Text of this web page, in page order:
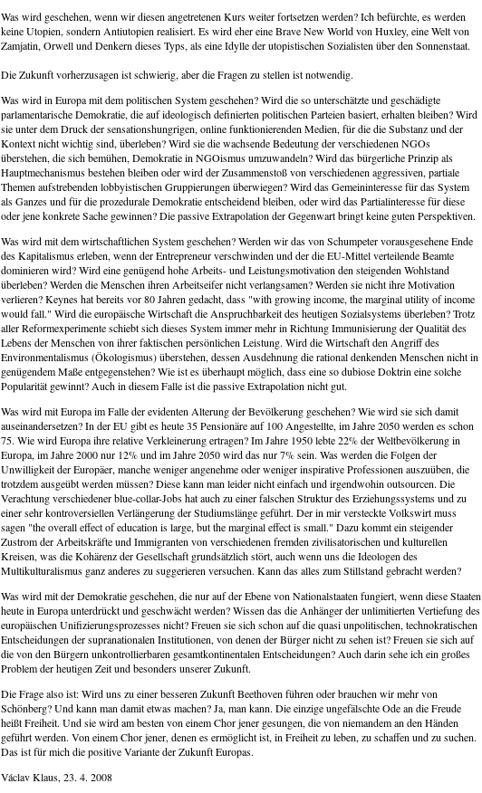
Was wird geschehen, wenn wir diesen angetretenen Kurs weiter fortsetzen werden? Ich befürchte, es werden
keine Utopien, sondern Antiutopien realisiert. Es wird eher eine Brave New World von Huxley, eine Welt von
Zamjatin, Orwell und Denkern dieses Typs, als eine Idylle der utopistischen Sozialisten über den Sonnenstaat.
Die Zukunft vorherzusagen ist schwierig, aber die Fragen zu stellen ist notwendig.
Was wird in Europa mit dem politischen System geschehen? Wird die so unterschätzte und geschädigte
parlamentarische Demokratie, die auf ideologisch definierten politischen Parteien basiert, erhalten bleiben? Wird
sie unter dem Druck der sensationshungrigen, online funktionierenden Medien, für die die Substanz und der
Kontext nicht wichtig sind, überleben? Wird sie die wachsende Bedeutung der verschiedenen NGOs
überstehen, die sich bemühen, Demokratie in NGOismus umzuwandeln? Wird das bürgerliche Prinzip als
Hauptmechanismus bestehen bleiben oder wird der Zusammenstoß von verschiedenen aggressiven, partiale
Themen aufstrebenden lobbyistischen Gruppierungen überwiegen? Wird das Gemeininteresse für das System
als Ganzes und für die prozedurale Demokratie entscheidend bleiben, oder wird das Partialinteresse für diese
oder jene konkrete Sache gewinnen? Die passive Extrapolation der Gegenwart bringt keine guten Perspektiven.
Was wird mit dem wirtschaftlichen System geschehen? Werden wir das von Schumpeter vorausgesehene Ende
des Kapitalismus erleben, wenn der Entrepreneur verschwinden und der die EU-Mittel verteilende Beamte
dominieren wird? Wird eine genügend hohe Arbeits- und Leistungsmotivation den steigenden Wohlstand
überleben? Werden die Menschen ihren Arbeitseifer nicht verlangsamen? Werden sie nicht ihre Motivation
verlieren? Keynes hat bereits vor 80 Jahren gedacht, dass "with growing income, the marginal utility of income
would fall." Wird die europäische Wirtschaft die Anspruchbarkeit des heutigen Sozialsystems überleben? Trotz
aller Reformexperimente schiebt sich dieses System immer mehr in Richtung Immunisierung der Qualität des
Lebens der Menschen von ihrer faktischen persönlichen Leistung. Wird die Wirtschaft den Angriff des
Environmentalismus (Ökologismus) überstehen, dessen Ausdehnung die rational denkenden Menschen nicht in
genügendem Maße entgegenstehen? Wie ist es überhaupt möglich, dass eine so dubiose Doktrin eine solche
Popularität gewinnt? Auch in diesem Falle ist die passive Extrapolation nicht gut.
Was wird mit Europa im Falle der evidenten Alterung der Bevölkerung geschehen? Wie wird sie sich damit
auseinandersetzen? In der EU gibt es heute 35 Pensionäre auf 100 Angestellte, im Jahre 2050 werden es schon
75. Wie wird Europa ihre relative Verkleinerung ertragen? Im Jahre 1950 lebte 22% der Weltbevölkerung in
Europa, im Jahre 2000 nur 12% und im Jahre 2050 wird das nur 7% sein. Was werden die Folgen der
Unwilligkeit der Europäer, manche weniger angenehme oder weniger inspirative Professionen auszuüben, die
trotzdem ausgeübt werden müssen? Diese kann man leider nicht einfach und irgendwohin outsourcen. Die
Verachtung verschiedener blue-collar-Jobs hat auch zu einer falschen Struktur des Erziehungssystems und zu
einer sehr kontroversiellen Verlängerung der Studiumslänge geführt. Der in mir versteckte Volkswirt muss
sagen "the overall effect of education is large, but the marginal effect is small." Dazu kommt ein steigender
Zustrom der Arbeitskräfte und Immigranten von verschiedenen fremden zivilisatorischen und kulturellen
Kreisen, was die Kohärenz der Gesellschaft grundsätzlich stört, auch wenn uns die Ideologen des
Multikulturalismus ganz anderes zu suggerieren versuchen. Kann das alles zum Stillstand gebracht werden?
Was wird mit der Demokratie geschehen, die nur auf der Ebene von Nationalstaaten fungiert, wenn diese Staaten
heute in Europa unterdrückt und geschwächt werden? Wissen das die Anhänger der unlimitierten Vertiefung des
europäischen Unifizierungsprozesses nicht? Freuen sie sich schon auf die quasi unpolitischen, technokratischen
Entscheidungen der supranationalen Institutionen, von denen der Bürger nicht zu sehen ist? Freuen sie sich auf
die von den Bürgern unkontrollierbaren gesamtkontinentalen Entscheidungen? Auch darin sehe ich ein großes
Problem der heutigen Zeit und besonders unserer Zukunft.
Die Frage also ist: Wird uns zu einer besseren Zukunft Beethoven führen oder brauchen wir mehr von
Schönberg? Und kann man damit etwas machen? Ja, man kann. Die einzige ungefälschte Ode an die Freude
heißt Freiheit. Und sie wird am besten von einem Chor jener gesungen, die von niemandem an den Händen
geführt werden. Von einem Chor jener, denen es ermöglicht ist, in Freiheit zu leben, zu schaffen und zu suchen.
Das ist für mich die positive Variante der Zukunft Europas.
Václav Klaus, 23. 4. 2008